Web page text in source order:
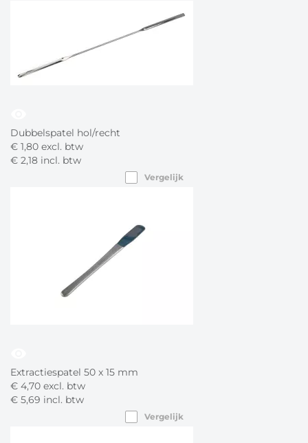
Dubbelspatel hol/recht
€ 1,80 excl. btw
€ 2,18 incl. btw
Vergelijk
Extractiespatel 50 x 15 mm
€ 4,70 excl. btw
€ 5,69 incl. btw
Vergelijk